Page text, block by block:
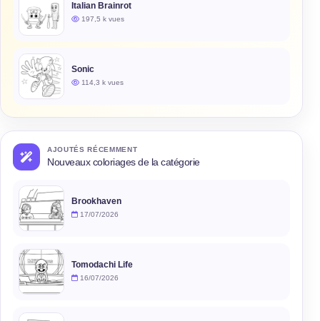
Italian Brainrot
197,5 k vues
Sonic
114,3 k vues
AJOUTÉS RÉCEMMENT
Nouveaux coloriages de la catégorie
Brookhaven
17/07/2026
Tomodachi Life
16/07/2026